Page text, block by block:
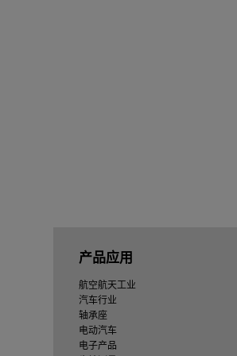
产品应用
航空航天工业
汽车行业
轴承座
电动汽车
电子产品